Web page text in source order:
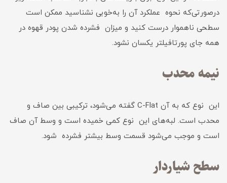
درصورتی‌که نحوه عملکرد آن را به‌خوبی نشناسید ممکن است
سطحی ناهموار درست کنید و میزان فشرده شدن پودر قهوه در
همه جای پورتافیلتر یکسان نشود.
نیمه محدب
این نوع که به آن C-Flat گفته می‌شود، ترکیبی بین صاف و
محدب است. لبه‌های این نوع کمی خمیده است و وسط آن صاف
است و موجب می‌شود قسمت وسط بیشتر فشرده شود.
سطح شیاردار